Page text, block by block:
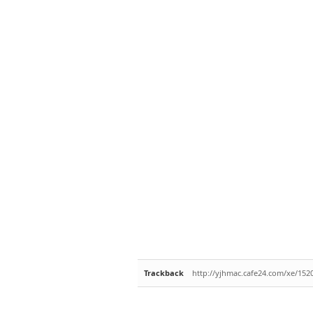
Trackback http://yjhmac.cafe24.com/xe/